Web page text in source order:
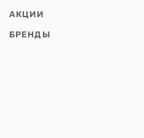
АКЦИИ
БРЕНДЫ